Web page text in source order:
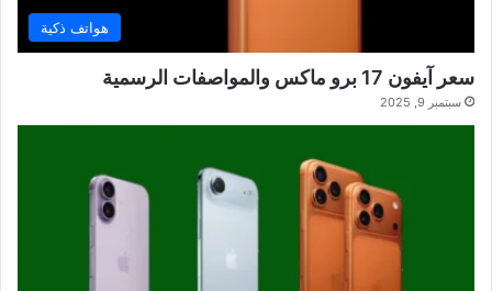
هواتف ذكية
سعر آيفون 17 برو ماكس والمواصفات الرسمية
سبتمبر 9, 2025